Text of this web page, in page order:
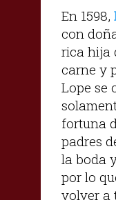
En 1598,
con
rica hija
carne y
Lope se
fortuna
padres
la boda
por lo
volver a